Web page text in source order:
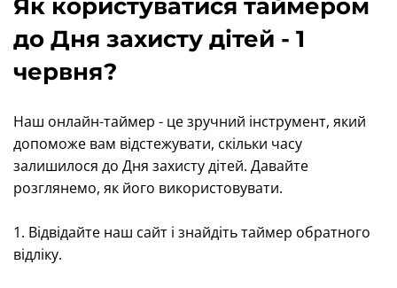
Як користуватися таймером
до Дня захисту дітей - 1
червня?
Наш онлайн-таймер - це зручний інструмент, який
допоможе вам відстежувати, скільки часу
залишилося до Дня захисту дітей. Давайте
розглянемо, як його використовувати.
1. Відвідайте наш сайт і знайдіть таймер обратного
відліку.